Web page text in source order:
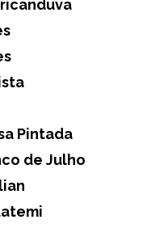
Pintada
de Julho